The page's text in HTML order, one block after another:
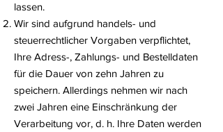
lassen.
Wir sind aufgrund handels- und
steuerrechtlicher Vorgaben verpflichtet,
Ihre Adress-, Zahlungs- und Bestelldaten
für die Dauer von zehn Jahren zu
speichern. Allerdings nehmen wir nach
zwei Jahren eine Einschränkung der
Verarbeitung vor, d. h. Ihre Daten werden